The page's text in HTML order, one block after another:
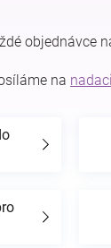
objednávce
na